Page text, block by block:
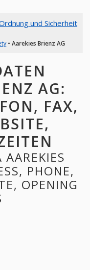
und Sicherheit
• Aarekies Brienz AG
AG:
FAX,
PHONE,
OPENING